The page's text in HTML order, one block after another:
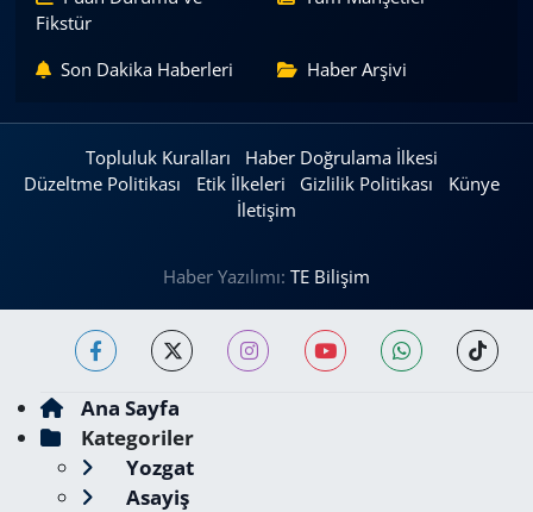
Fikstür
Son Dakika Haberleri Haber Arşivi
Topluluk Kuralları
Haber Doğrulama İlkesi
Düzeltme Politikası
Etik İlkeleri Gizlilik Politikası
Künye
İletişim
Haber Yazılımı: TE Bilişim
Ana Sayfa
Kategoriler
Yozgat
Asayiş